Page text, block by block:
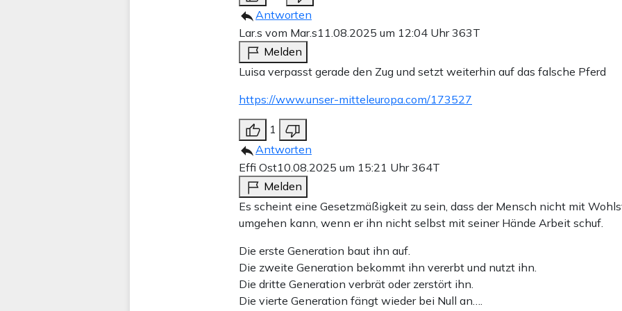
Antworten
Lar.s vom Mar.s11.08.2025 um 12:04 Uhr363T
Melden
Luisa verpasst gerade den Zug und setzt weiterhin auf das falsche Pferd
https://www.unser-mitteleuropa.com/173527
1
Antworten
Effi Ost10.08.2025 um 15:21 Uhr364T
Melden
Es scheint eine Gesetzmäßigkeit zu sein, dass der Mensch nicht mit
umgehen kann, wenn er ihn nicht selbst mit seiner Hände Arbeit schuf.
Die erste Generation baut ihn auf.
Die zweite Generation bekommt ihn vererbt und nutzt ihn.
Die dritte Generation verbrät oder zerstört ihn.
Die vierte Generation fängt wieder bei Null an….